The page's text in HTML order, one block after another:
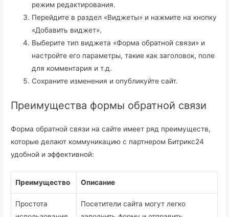
режим редактирования.
Перейдите в раздел «Виджеты» и нажмите на кнопку
«Добавить виджет».
Выберите тип виджета «Форма обратной связи» и
настройте его параметры, такие как заголовок, поле
для комментария и т.д.
Сохраните изменения и опубликуйте сайт.
Преимущества формы обратной связи
Форма обратной связи на сайте имеет ряд преимуществ,
которые делают коммуникацию с партнером Битрикс24
удобной и эффективной:
Преимущество Описание
Простота
Посетители сайта могут легко